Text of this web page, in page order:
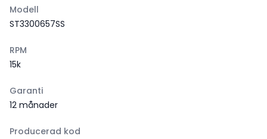
Modell
ST3300657SS
RPM
15k
Garanti
12 månader
Producerad kod